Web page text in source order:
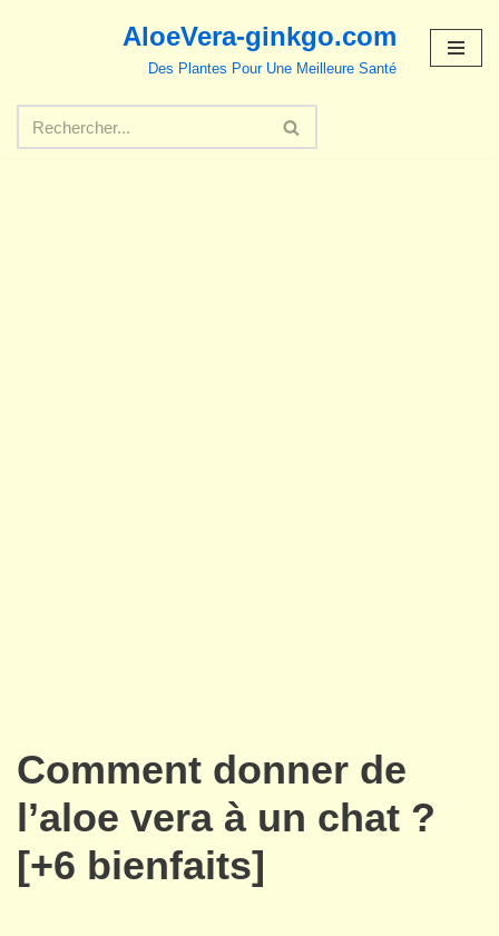
contenu
AloeVera-ginkgo.com
Des Plantes Pour Une Meilleure Santé
Comment donner de
l’aloe vera à un chat ?
[+6 bienfaits]